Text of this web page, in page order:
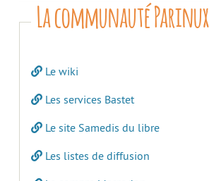
La communauté Parinux
Le wiki
Les services Bastet
Le site Samedis du libre
Les listes de diffusion